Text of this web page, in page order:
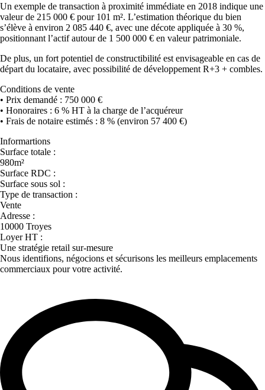
Un exemple de transaction à proximité immédiate en 2018 indique une
valeur de 215 000 € pour 101 m². L’estimation théorique du bien
s’élève à environ 2 085 440 €, avec une décote appliquée à 30 %,
positionnant l’actif autour de 1 500 000 € en valeur patrimoniale.
De plus, un fort potentiel de constructibilité est envisageable en cas de
départ du locataire, avec possibilité de développement R+3 + combles.
Conditions de vente
• Prix demandé : 750 000 €
• Honoraires : 6 % HT à la charge de l’acquéreur
• Frais de notaire estimés : 8 % (environ 57 400 €)
Informartions
Surface totale :
980m²
Surface RDC :
Surface sous sol :
Type de transaction :
Vente
Adresse :
10000 Troyes
Loyer HT :
Une stratégie retail sur-mesure
Nous identifions, négocions et sécurisons les meilleurs emplacements
commerciaux pour votre activité.